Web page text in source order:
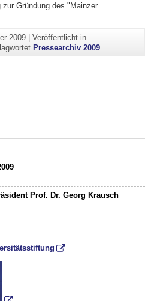
Gründung des "Mainzer
2009| Veröffentlicht in
Pressearchiv 2009
Prof. Dr. Georg Krausch